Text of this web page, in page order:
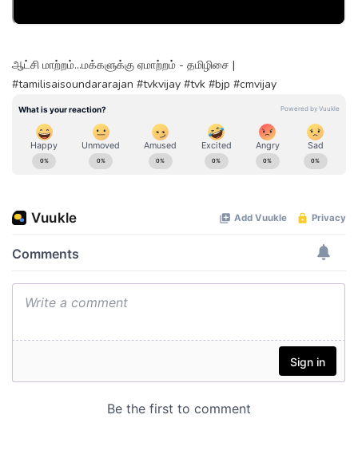
ஆட்சி மாற்றம்...மக்களுக்கு ஏமாற்றம் - தமிழிசை |
#tamilisaisoundararajan #tvkvijay #tvk #bjp #cmvijay